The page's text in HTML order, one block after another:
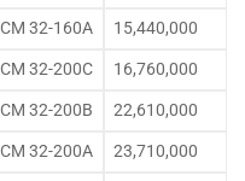
32-160A
15,440,000
32-200C
16,760,000
32-200B
22,610,000
32-200A
23,710,000